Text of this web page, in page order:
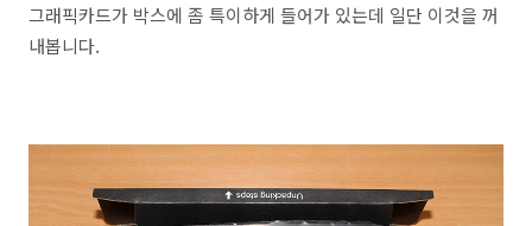
그래픽카드가 박스에 좀 특이하게 들어가 있는데 일단 이것을 꺼
내봅니다.